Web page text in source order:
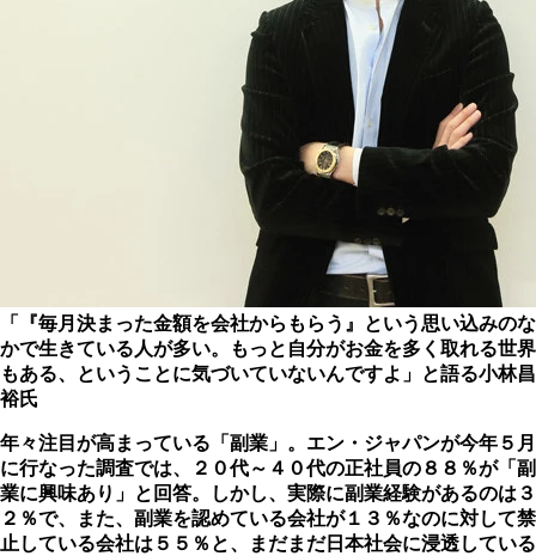
「『毎月決まった金額を会社からもらう』という思い込みのな
かで生きている人が多い。もっと自分がお金を多く取れる世界
もある、ということに気づいていないんですよ」と語る小林昌
裕氏
年々注目が高まっている「副業」。エン・ジャパンが今年５月
に行なった調査では、２０代～４０代の正社員の８８％が「副
業に興味あり」と回答。しかし、実際に副業経験があるのは３
２％で、また、副業を認めている会社が１３％なのに対して禁
止している会社は５５％と、まだまだ日本社会に浸透している